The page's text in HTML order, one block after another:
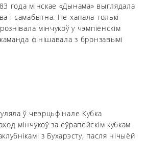
года мінскае «Дынама» выглядала
і самабытна. Не хапала толькі
мінчукоў у чэмпіёнскім
фінішавала з бронзавымі
ў чвэрцьфінале Кубка
мінчукоў за еўрапейскім кубкам
з Бухарэсту, пасля нічыёй